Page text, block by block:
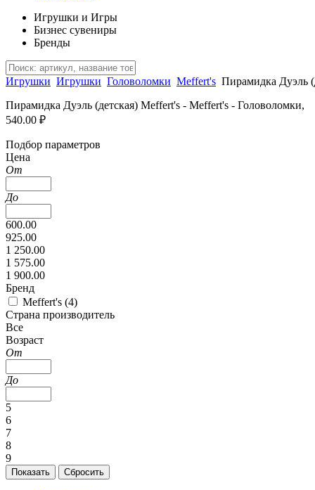
Игрушки и Игры
Бизнес сувениры
Бренды
Игрушки Игрушки Головоломки Meffert's Пирамидка Дуэль
Пирамидка Дуэль (детская) Meffert's - Meffert's - Головоломки,
540.00 ₽
Подбор параметров
Цена
От
До
600.00
925.00
1 250.00
1 575.00
1 900.00
Бренд
Meffert's (4)
Страна производитель
Все
Возраст
От
До
5
6
7
8
9